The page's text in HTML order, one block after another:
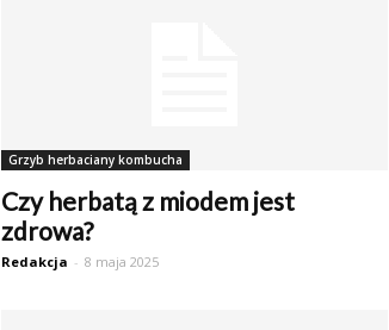
Grzyb herbaciany kombucha
Czy herbatą z miodem jest
zdrowa?
Redakcja - 8 maja 2025